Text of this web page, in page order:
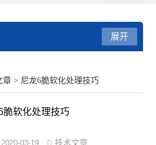
展开
章 > 尼龙6脆软化处理技巧
脆软化处理技巧
2020-03-19 技术文章